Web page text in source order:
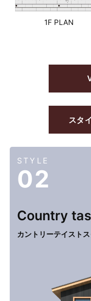
1F PLAN
スタ
STYLE
02
Country
カントリーテイスト